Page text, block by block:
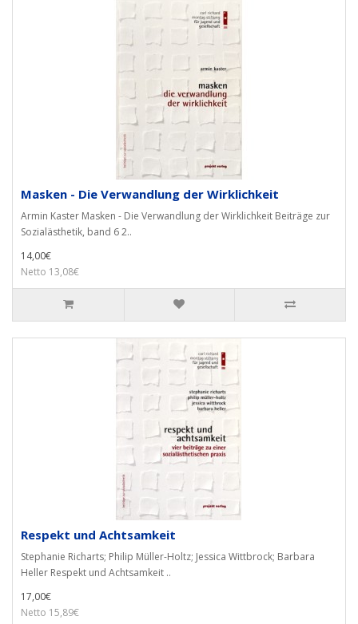
Masken - Die Verwandlung der Wirklichkeit
Armin Kaster Masken - Die Verwandlung der Wirklichkeit Beiträge zur
Sozialästhetik, band 6 2..
14,00€
Netto 13,08€
Respekt und Achtsamkeit
Stephanie Richarts; Philip Müller-Holtz; Jessica Wittbrock; Barbara
Heller Respekt und Achtsamkeit ..
17,00€
Netto 15,89€